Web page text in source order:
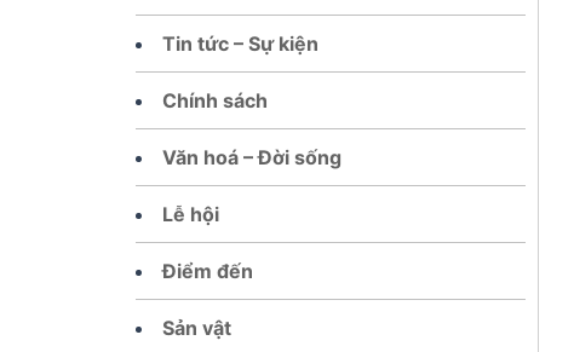
Tin tức – Sự kiện
Chính sách
Văn hoá – Đời sống
Lễ hội
Điểm đến
Sản vật